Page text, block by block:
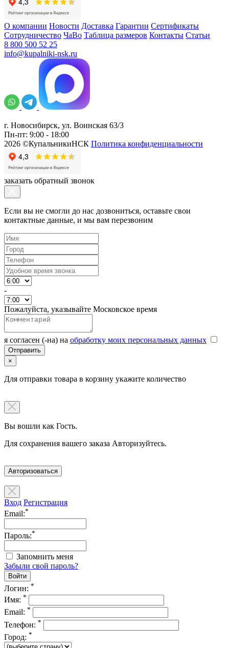
О компании Новости Доставка Гарантии Сертификаты
Сотрудничество ЧаВо Таблица размеров Контакты Статьи
8 800 500 52 25
info@kupalniki-nsk.ru
г. Новосибирск, ул. Воинская 63/3
Пн-пт: 9:00 - 18:00
2026 ©КупальникиНСК Политика конфиденциальности
заказать обратный звонок
Если вы не смогли до нас дозвониться, оставьте свои
контактные данные, и мы вам перезвоним
-
Пожалуйста, указывайте Московское время
я согласен (-на) на обработку моих персональных данных
×
Для отправки товара в корзину укажите количество
Вы вошли как Гость.
Для сохранения вашего заказа Авторизуйтесь.
Авторизоваться
Вход Регистрация
Email:*
Пароль:*
Запомнить меня
Забыли свой пароль?
Логин: *
Имя: *
Email: *
Телефон: *
Город: *